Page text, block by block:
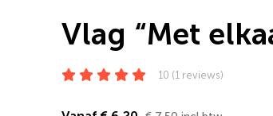
Vlag “Met
10 (1 reviews)